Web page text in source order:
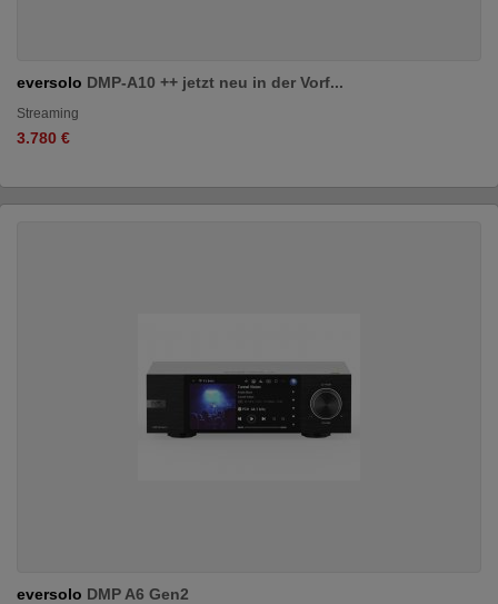
eversolo DMP-A10 ++ jetzt neu in der Vorf...
Streaming
3.780 €
eversolo DMP A6 Gen2